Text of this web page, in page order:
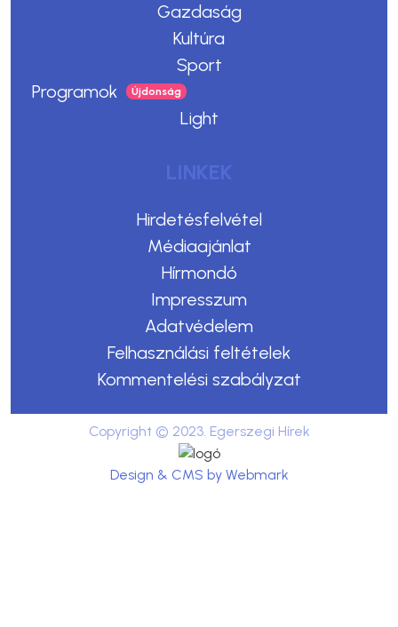
Gazdaság
Kultúra
Sport
Programok
Light
LINKEK
Hirdetésfelvétel
Médiaajánlat
Hírmondó
Impresszum
Adatvédelem
Felhasználási feltételek
Kommentelési szabályzat
Copyright © 2023. Egerszegi Hírek
Design & CMS by Webmark